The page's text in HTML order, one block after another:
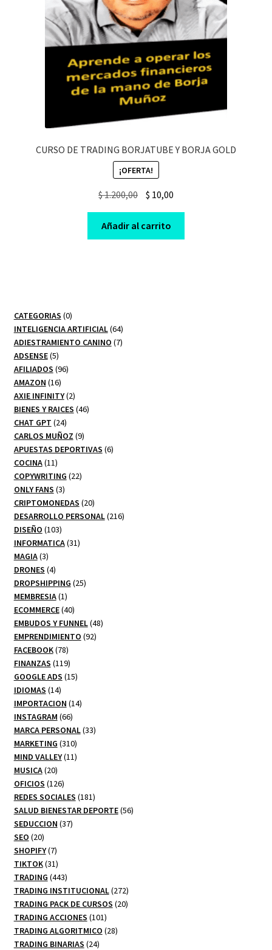
CURSO DE TRADING BORJATUBE Y BORJA GOLD
¡OFERTA!
$1.200,00
Original
price
was:
$ 1.200,00.
$ 10,00Current
price
$ 10,00.
Añadir al carrito
CATEGORIAS 00
productos
INTELIGENCIA ARTIFICIAL 6464
productos
ADIESTRAMIENTO CANINO 77
ADSENSE 55
productos
AFILIADOS 9696
AMAZON 1616
productos
AXIE INFINITY 22
productos
BIENES Y RAICES 4646
CHAT GPT 2424
productos
CARLOS MUÑOZ 99
productos
APUESTAS DEPORTIVAS 66
COCINA 1111
productos
COPYWRITING 2222
ONLY FANS 33
productos
CRIPTOMONEDAS 2020
productos
DESARROLLO PERSONAL 216216
DISEÑO 103103
productos
INFORMATICA 3131
MAGIA 33
productos
DRONES 44
productos
DROPSHIPPING 2525
MEMBRESIA 11
producto
ECOMMERCE 4040
productos
EMBUDOS Y FUNNEL 4848
EMPRENDIMIENTO 9292
FACEBOOK 7878
productos
FINANZAS 119119
productos
GOOGLE ADS 1515
IDIOMAS 1414
productos
IMPORTACION 1414
INSTAGRAM 6666
productos
MARCA PERSONAL 3333
MARKETING 310310
productos
MIND VALLEY 1111
MUSICA 2020
productos
OFICIOS 126126
productos
REDES SOCIALES 181181
productos
SALUD BIENESTAR DEPORTE 5656
SEDUCCION 3737
SEO 2020
productos
SHOPIFY 77
productos
TIKTOK 3131
productos
TRADING 443443
productos
TRADING INSTITUCIONAL 272272
productos
TRADING PACK DE CURSOS 2020
TRADING ACCIONES 101101
productos
TRADING ALGORITMICO 2828
TRADING BINARIAS 2424